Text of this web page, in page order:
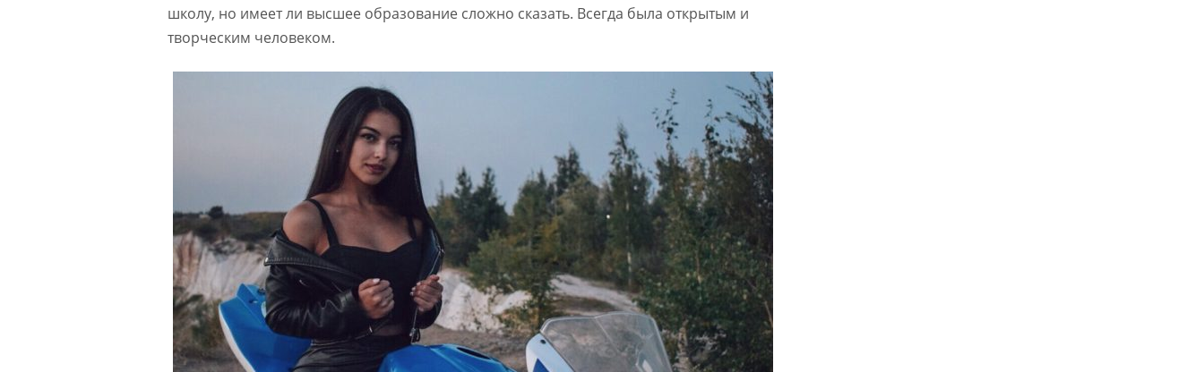
школу, но имеет ли высшее образование сложно сказать. Всегда была открытым и
творческим человеком.